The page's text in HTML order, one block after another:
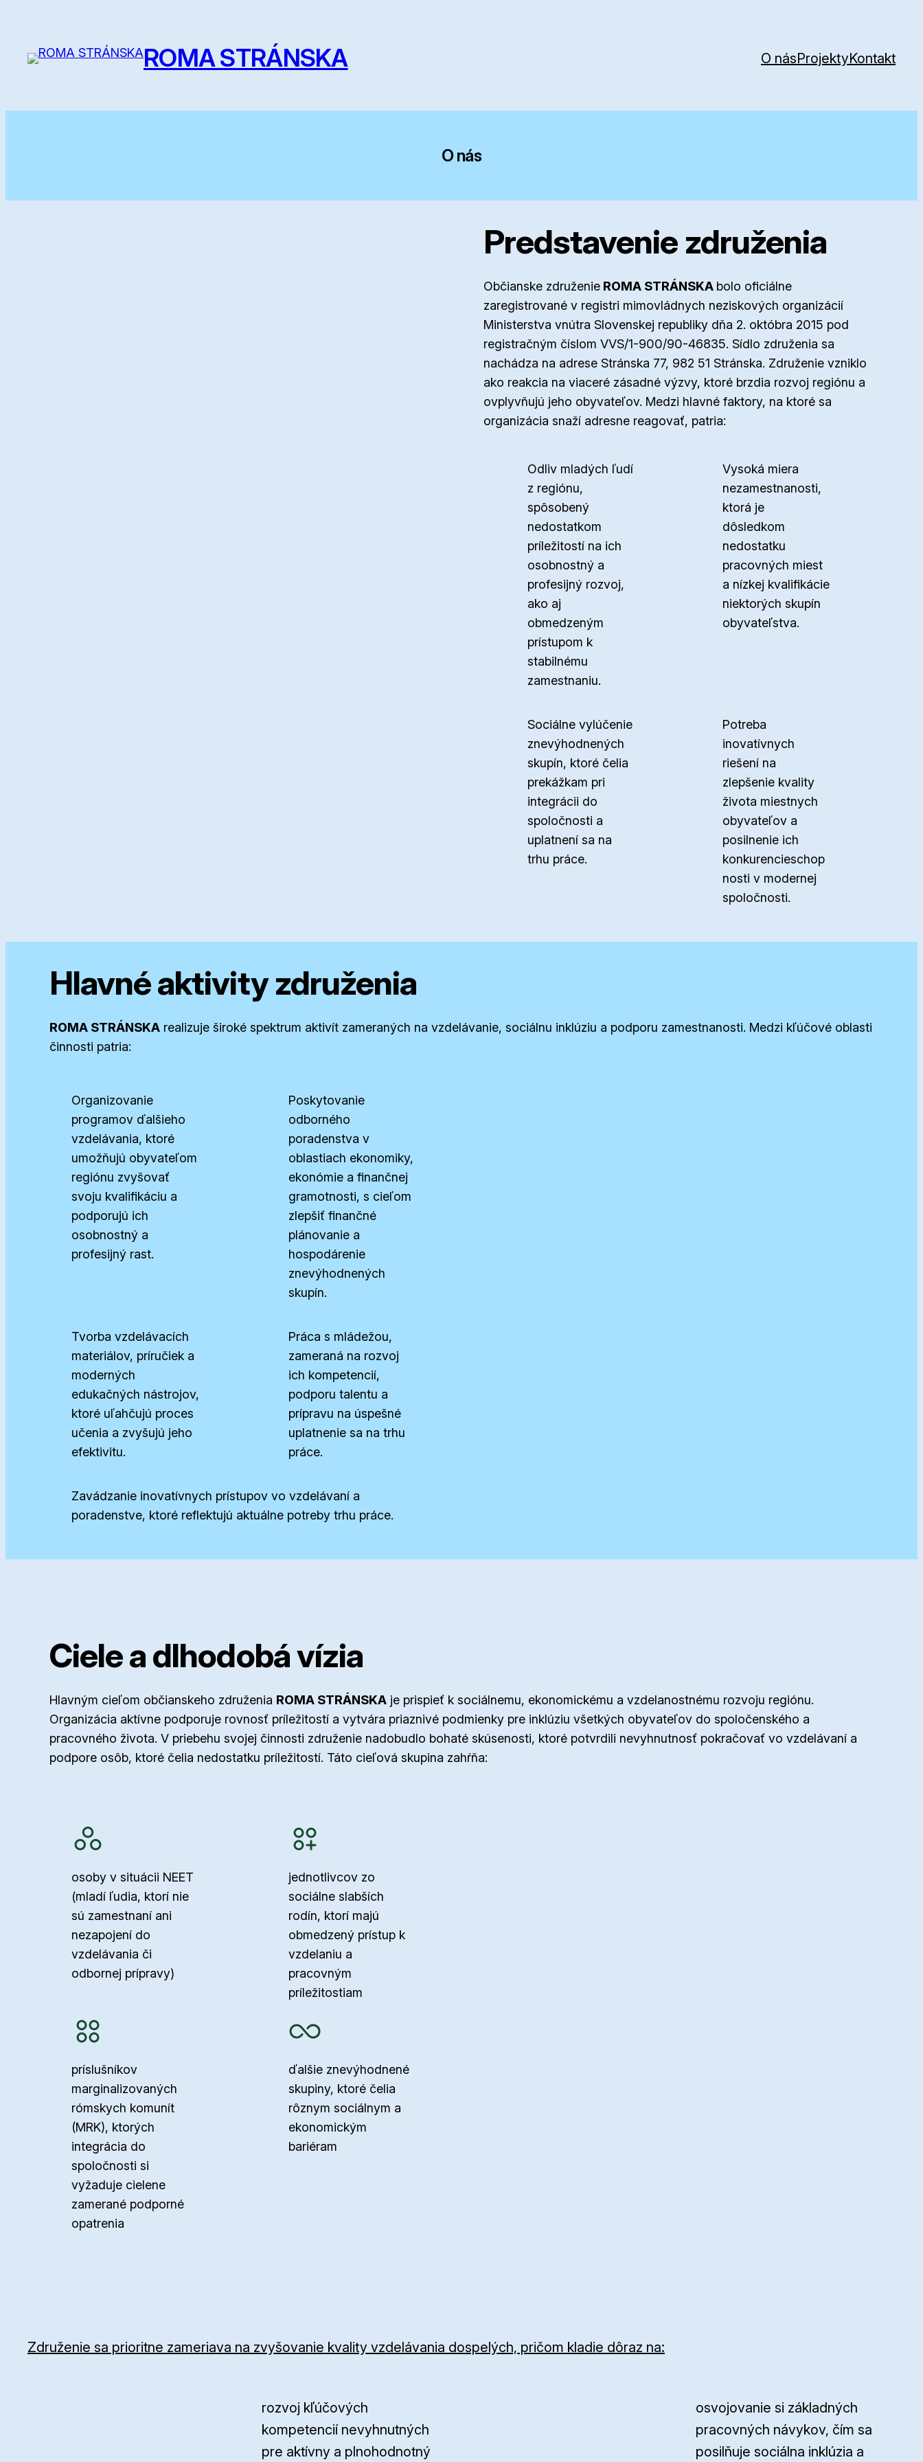
obsah
ROMA STRÁNSKA O násProjektyKontakt
O nás
Predstavenie združenia
Občianske združenie ROMA STRÁNSKA bolo oficiálne
zaregistrované v registri mimovládnych neziskových organizácií
Ministerstva vnútra Slovenskej republiky dňa 2. októbra 2015 pod
registračným číslom VVS/1-900/90-46835. Sídlo združenia sa
nachádza na adrese Stránska 77, 982 51 Stránska. Združenie vzniklo
ako reakcia na viaceré zásadné výzvy, ktoré brzdia rozvoj regiónu a
ovplyvňujú jeho obyvateľov. Medzi hlavné faktory, na ktoré sa
organizácia snaží adresne reagovať, patria:
Odliv mladých ľudí
z regiónu,
spôsobený
nedostatkom
príležitostí na ich
osobnostný a
profesijný rozvoj,
ako aj
obmedzeným
prístupom k
stabilnému
zamestnaniu.
Vysoká miera
nezamestnanosti,
ktorá je
dôsledkom
nedostatku
pracovných miest
a nízkej kvalifikácie
niektorých skupín
obyvateľstva.
Sociálne vylúčenie
znevýhodnených
skupín, ktoré čelia
prekážkam pri
integrácii do
spoločnosti a
uplatnení sa na
trhu práce.
Potreba
inovatívnych
riešení na
zlepšenie kvality
života miestnych
obyvateľov a
posilnenie ich
konkurencieschop
nosti v modernej
spoločnosti.
Hlavné aktivity združenia
ROMA STRÁNSKA realizuje široké spektrum aktivít zameraných na vzdelávanie, sociálnu inklúziu a podporu zamestnanosti. Medzi kľúčové oblasti
činnosti patria:
Organizovanie
programov ďalšieho
vzdelávania, ktoré
umožňujú obyvateľom
regiónu zvyšovať
svoju kvalifikáciu a
podporujú ich
osobnostný a
profesijný rast.
Poskytovanie
odborného
poradenstva v
oblastiach ekonomiky,
ekonómie a finančnej
gramotnosti, s cieľom
zlepšiť finančné
plánovanie a
hospodárenie
znevýhodnených
skupín.
Tvorba vzdelávacích
materiálov, príručiek a
moderných
edukačných nástrojov,
ktoré uľahčujú proces
učenia a zvyšujú jeho
efektivitu.
Práca s mládežou,
zameraná na rozvoj
ich kompetencií,
podporu talentu a
prípravu na úspešné
uplatnenie sa na trhu
práce.
Zavádzanie inovatívnych prístupov vo vzdelávaní a
poradenstve, ktoré reflektujú aktuálne potreby trhu práce.
Ciele a dlhodobá vízia
Hlavným cieľom občianskeho združenia ROMA STRÁNSKA je prispieť k sociálnemu, ekonomickému a vzdelanostnému rozvoju regiónu.
Organizácia aktívne podporuje rovnosť príležitostí a vytvára priaznivé podmienky pre inklúziu všetkých obyvateľov do spoločenského a
pracovného života. V priebehu svojej činnosti združenie nadobudlo bohaté skúsenosti, ktoré potvrdili nevyhnutnosť pokračovať vo vzdelávaní a
podpore osôb, ktoré čelia nedostatku príležitostí. Táto cieľová skupina zahŕňa:
osoby v situácii NEET
(mladí ľudia, ktorí nie
sú zamestnaní ani
nezapojení do
vzdelávania či
odbornej prípravy)
jednotlivcov zo
sociálne slabších
rodín, ktorí majú
obmedzený prístup k
vzdelaniu a
pracovným
príležitostiam
príslušníkov
marginalizovaných
rómskych komunít
(MRK), ktorých
integrácia do
spoločnosti si
vyžaduje cielene
zamerané podporné
opatrenia
ďalšie znevýhodnené
skupiny, ktoré čelia
rôznym sociálnym a
ekonomickým
bariéram
Združenie sa prioritne zameriava na zvyšovanie kvality vzdelávania dospelých, pričom kladie dôraz na:
rozvoj kľúčových
kompetencií nevyhnutných
pre aktívny a plnohodnotný
osvojovanie si základných
pracovných návykov, čím sa
posilňuje sociálna inklúzia a